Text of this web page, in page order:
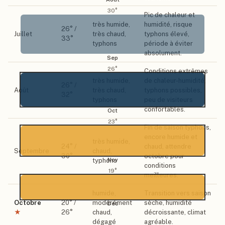
30°
Sep
26°
Oct
23°
Nov
19°
Déc
Juillet
26° /
33°
très humide,
très chaud,
typhons
Pic de chaleur et
humidité, risque
typhons élevé,
période à éviter
absolument.
Août
Conditions extrêmes
confortables.
Septembre
30°
typhons
Fin de saison typhons,
octobre pour
conditions
meilleures.
Octobre
★
20° /
26°
modérément
chaud,
dégagé
Transition vers saison
sèche, humidité
décroissante, climat
agréable.